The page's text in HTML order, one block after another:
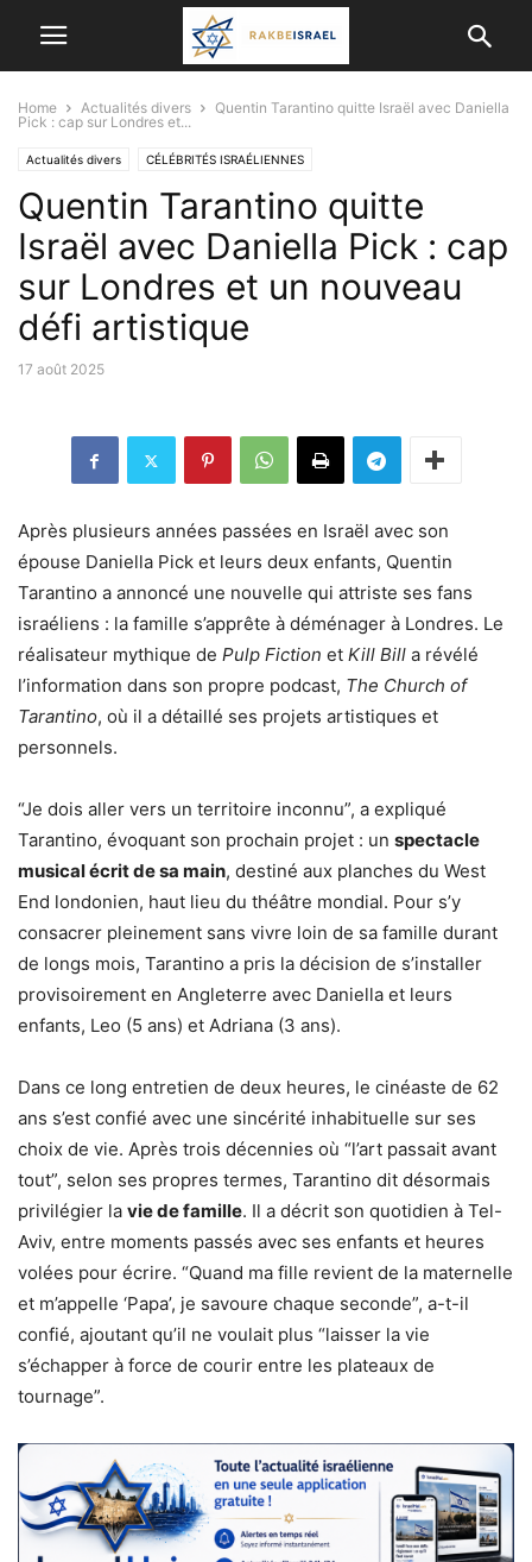
Home Actualités divers
Quentin Tarantino quitte Israël avec Daniella
Pick : cap sur Londres et...
Actualités divers CÉLÉBRITÉS ISRAÉLIENNES
Quentin Tarantino quitte
Israël avec Daniella Pick : cap
sur Londres et un nouveau
défi artistique
17 août 2025
Après plusieurs années passées en Israël avec son
épouse Daniella Pick et leurs deux enfants, Quentin
Tarantino a annoncé une nouvelle qui attriste ses fans
israéliens : la famille s’apprête à déménager à Londres. Le
réalisateur mythique de Pulp Fiction et Kill Bill a révélé
l’information dans son propre podcast, The Church of
Tarantino, où il a détaillé ses projets artistiques et
personnels.
“Je dois aller vers un territoire inconnu”, a expliqué
Tarantino, évoquant son prochain projet : un spectacle
musical écrit de sa main, destiné aux planches du West
End londonien, haut lieu du théâtre mondial. Pour s’y
consacrer pleinement sans vivre loin de sa famille durant
de longs mois, Tarantino a pris la décision de s’installer
provisoirement en Angleterre avec Daniella et leurs
enfants, Leo (5 ans) et Adriana (3 ans).
Dans ce long entretien de deux heures, le cinéaste de 62
ans s’est confié avec une sincérité inhabituelle sur ses
choix de vie. Après trois décennies où “l’art passait avant
tout”, selon ses propres termes, Tarantino dit désormais
privilégier la vie de famille. Il a décrit son quotidien à Tel-
Aviv, entre moments passés avec ses enfants et heures
volées pour écrire. “Quand ma fille revient de la maternelle
et m’appelle ‘Papa’, je savoure chaque seconde”, a-t-il
confié, ajoutant qu’il ne voulait plus “laisser la vie
s’échapper à force de courir entre les plateaux de
tournage”.